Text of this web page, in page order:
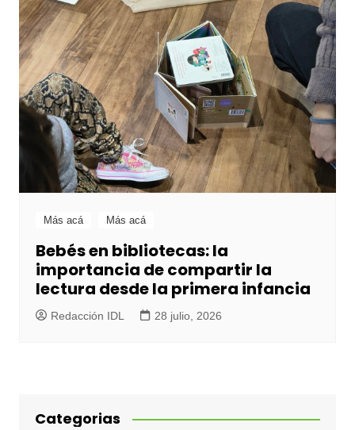
Más acá Más acá
Bebés en bibliotecas: la
importancia de compartir la
lectura desde la primera infancia
Redacción IDL 28 julio, 2026
Categorias